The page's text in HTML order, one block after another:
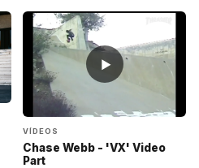
▶
VÍDEOS
Chase Webb - 'VX' Video
Part